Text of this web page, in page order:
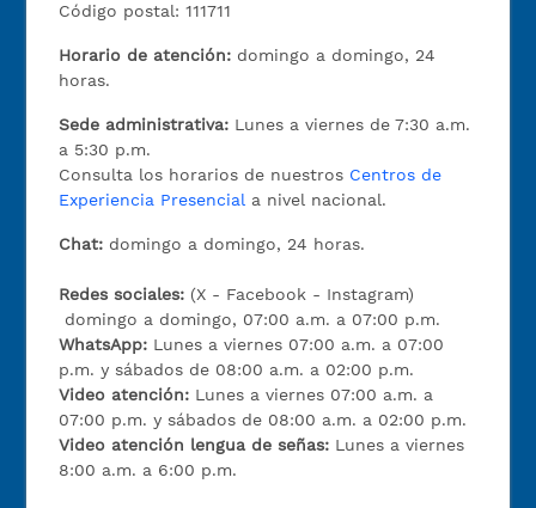
Código postal: 111711
Horario de atención: domingo a domingo, 24
horas.
Sede administrativa: Lunes a viernes de 7:30 a.m.
a 5:30 p.m.
Consulta los horarios de nuestros Centros de
Experiencia Presencial a nivel nacional.
Chat: domingo a domingo, 24 horas.
Redes sociales: (X - Facebook - Instagram)
domingo a domingo, 07:00 a.m. a 07:00 p.m.
WhatsApp: Lunes a viernes 07:00 a.m. a 07:00
p.m. y sábados de 08:00 a.m. a 02:00 p.m.
Video atención: Lunes a viernes 07:00 a.m. a
07:00 p.m. y sábados de 08:00 a.m. a 02:00 p.m.
Video atención lengua de señas: Lunes a viernes
8:00 a.m. a 6:00 p.m.